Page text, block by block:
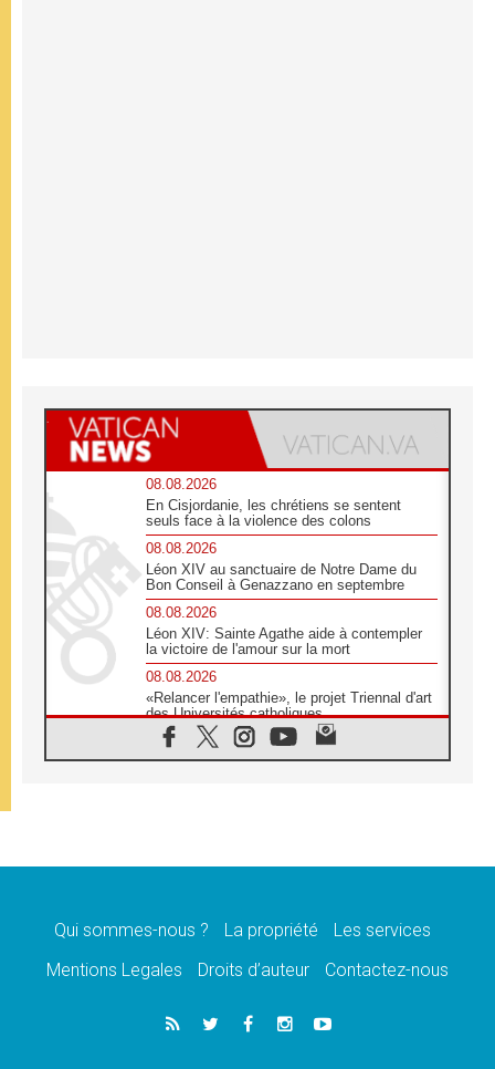
08.08.2026
En Cisjordanie, les chrétiens se sentent
seuls face à la violence des colons
08.08.2026
Léon XIV au sanctuaire de Notre Dame du
Bon Conseil à Genazzano en septembre
08.08.2026
Léon XIV: Sainte Agathe aide à contempler
la victoire de l'amour sur la mort
08.08.2026
«Relancer l'empathie», le projet Triennal d'art
des Universités catholiques
08.08.2026
Signis 2026, donner la parole aux religieuses
07.08.2026
07.08.2026
de l'Assomption et mémoire nationale
«La paix commence par l'empathie» estime
le cardinal Parolin
Qui sommes-nous ? La propriété
Les services
Mentions Legales
Droits d’auteur Contactez-nous